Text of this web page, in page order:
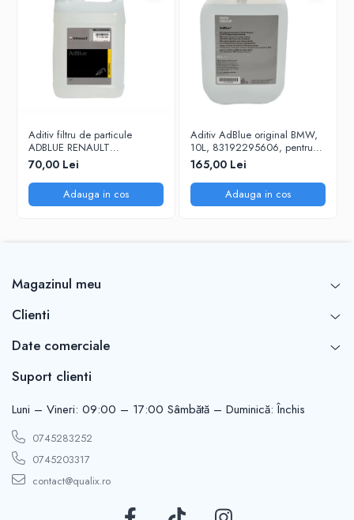
Aditiv filtru de particule
ADBLUE RENAULT
7711947890 - 5 Litri
70,00 Lei
Adauga in cos
Aditiv AdBlue original BMW,
10L, 83192295606, pentru
motoarele diesel Euro 6
165,00 Lei
Adauga in cos
Magazinul meu
Clienti
Date comerciale
Suport clienti
Luni – Vineri: 09:00 – 17:00 Sâmbătă – Duminică: Închis
0745283252
0745203317
contact@qualix.ro